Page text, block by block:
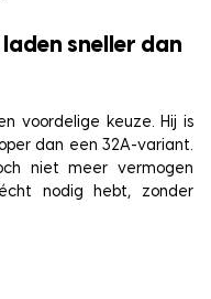
sneller dan
voordelige keuze. Hij is
dan een 32A-variant.
niet meer vermogen
nodig hebt, zonder